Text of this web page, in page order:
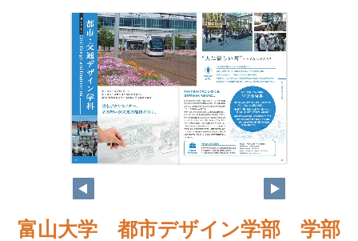
富山大学 都市デザイン学部 学部